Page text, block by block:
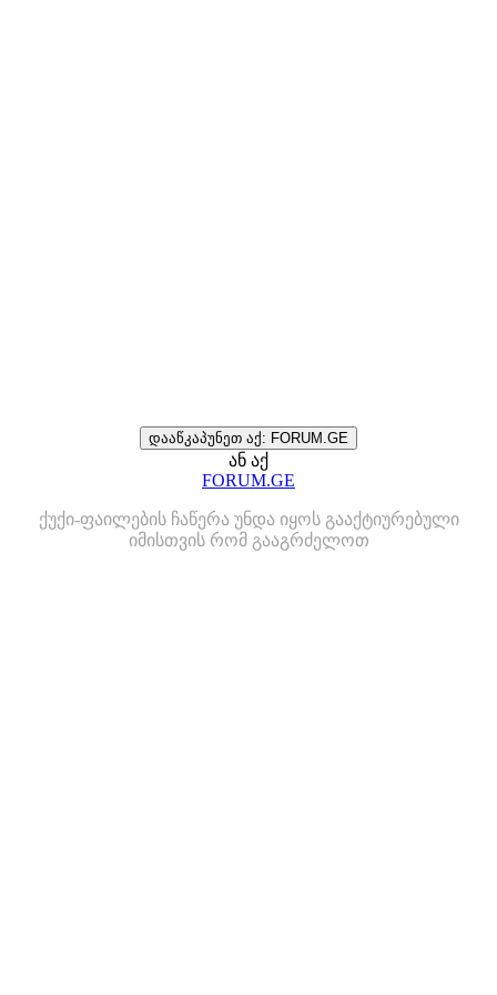
დააწკაპუნეთ აქ: FORUM.GE
ან აქ
FORUM.GE
ქუქი-ფაილების ჩაწერა უნდა იყოს გააქტიურებული
იმისთვის რომ გააგრძელოთ